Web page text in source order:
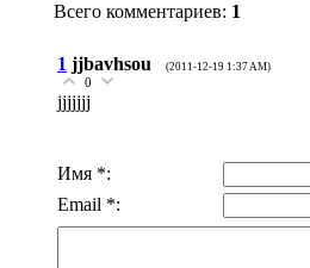
Всего комментариев: 1
1 jjbavhsou (2011-12-19 1:37 AM)
0
jjjjjjj
Имя *:
Email *: